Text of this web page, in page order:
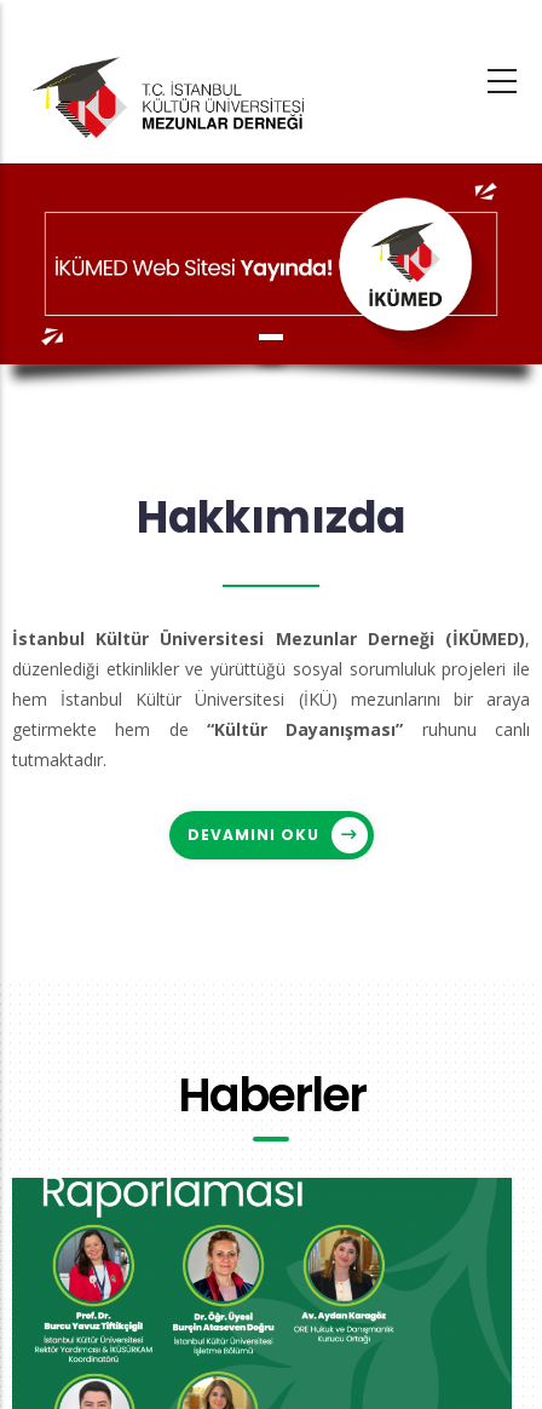
Hakkımızda
İstanbul Kültür Üniversitesi Mezunlar Derneği (İKÜMED),
düzenlediği etkinlikler ve yürüttüğü sosyal sorumluluk projeleri ile
hem İstanbul Kültür Üniversitesi (İKÜ) mezunlarını bir araya
getirmekte hem de “Kültür Dayanışması” ruhunu canlı
tutmaktadır.
DEVAMINI OKU
Haberler